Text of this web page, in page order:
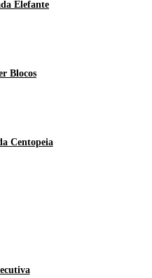
Elefante
Blocos
Centopeia